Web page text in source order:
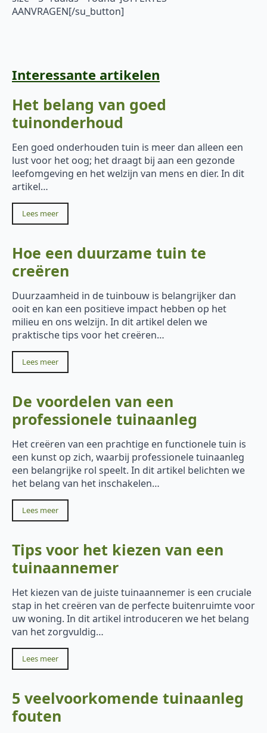
AANVRAGEN[/su_button]
Interessante artikelen
Het belang van goed
tuinonderhoud
Een goed onderhouden tuin is meer dan alleen een
lust voor het oog; het draagt bij aan een gezonde
leefomgeving en het welzijn van mens en dier. In dit
artikel…
Lees meer
Hoe een duurzame tuin te
creëren
Duurzaamheid in de tuinbouw is belangrijker dan
ooit en kan een positieve impact hebben op het
milieu en ons welzijn. In dit artikel delen we
praktische tips voor het creëren…
Lees meer
De voordelen van een
professionele tuinaanleg
Het creëren van een prachtige en functionele tuin is
een kunst op zich, waarbij professionele tuinaanleg
een belangrijke rol speelt. In dit artikel belichten we
het belang van het inschakelen…
Lees meer
Tips voor het kiezen van een
tuinaannemer
Het kiezen van de juiste tuinaannemer is een cruciale
stap in het creëren van de perfecte buitenruimte voor
uw woning. In dit artikel introduceren we het belang
van het zorgvuldig…
Lees meer
5 veelvoorkomende tuinaanleg
fouten